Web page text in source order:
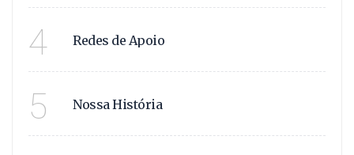
4 Redes de Apoio
5 Nossa História